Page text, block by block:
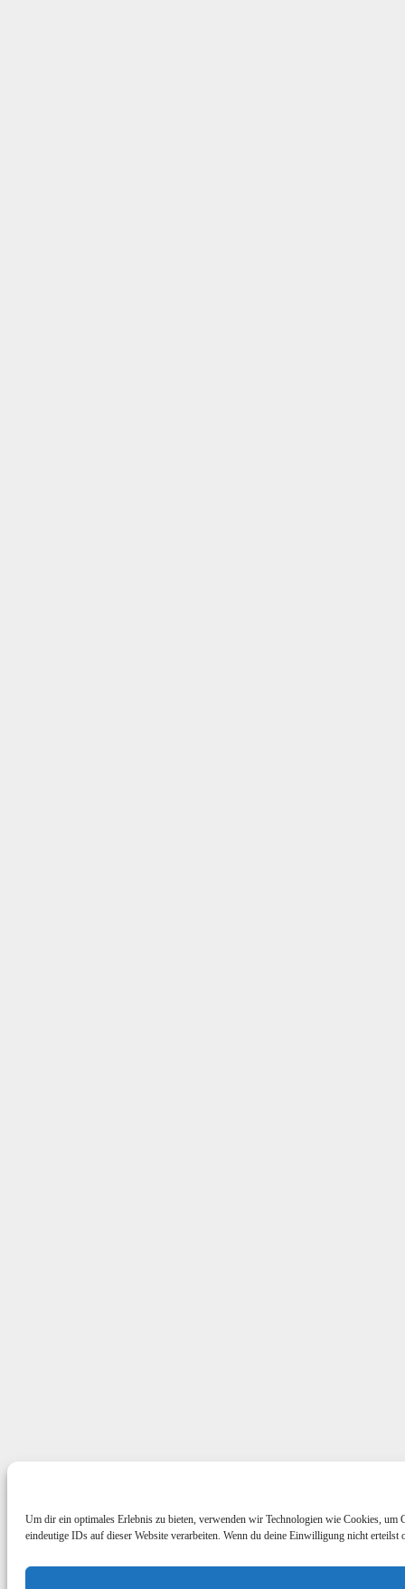
Um dir ein optimales Erlebnis zu bieten, verwenden wir Technologien wie Cookies,
eindeutige IDs auf dieser Website verarbeiten. Wenn du deine Einwilligung nicht